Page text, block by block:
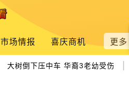
市场情报 喜庆商机 更多
大树倒下压中车 华裔3老幼受伤